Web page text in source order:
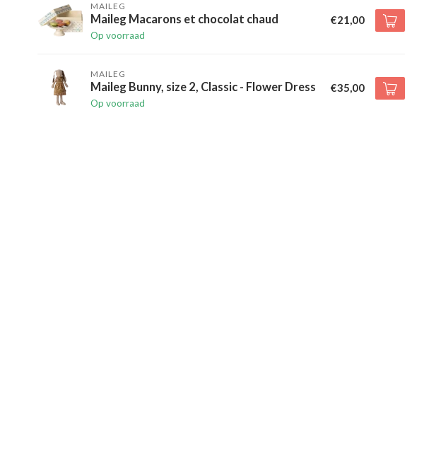
MAILEG
Maileg Macarons et chocolat chaud
Op voorraad
€21,00
MAILEG
Maileg Bunny, size 2, Classic - Flower Dress
Op voorraad
€35,00